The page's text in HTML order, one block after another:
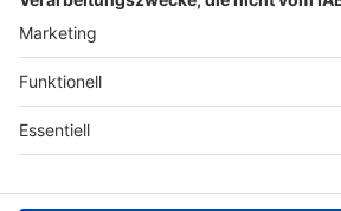
Teilnahmebedingungen
Grounding Page ANTENNE
BAYERN
Datenschutz­erklärung